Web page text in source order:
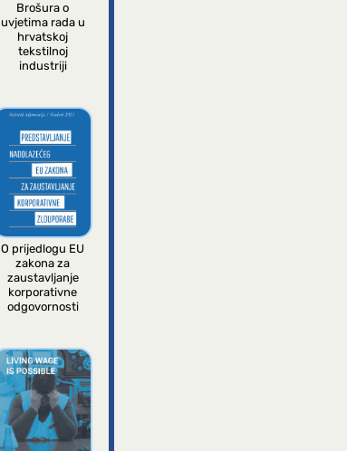
Brošura o
uvjetima rada u
hrvatskoj
tekstilnoj
industriji
O prijedlogu EU
zakona za
zaustavljanje
korporativne
odgovornosti